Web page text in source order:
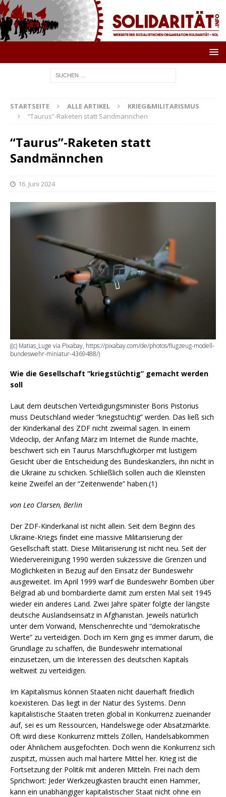
STARTSEITE ALLE ARTIKEL
KRIEG&MILITARISMUS
“Taurus”-Raketen statt Sandmännchen
“Taurus”-Raketen statt
Sandmännchen
16. Juni 2024
((c) Matias_Luge via Pixabay, https://pixabay.com/de/photos/flugzeug-modell-
bundeswehr-miniatur-4369488/)
Wie die Gesellschaft “kriegstüchtig” gemacht werden
soll
Laut dem deutschen Verteidigungsminister Boris Pistorius
muss Deutschland wieder “kriegstüchtig” werden. Das ließ sich
der Kinderkanal des ZDF nicht zweimal sagen. In einem
Videoclip, der Anfang März im Internet die Runde machte,
beschwert sich ein Taurus Marschflugkörper mit lustigem
Gesicht über die Entscheidung des Bundeskanzlers, ihn nicht in
die Ukraine zu schicken. Schließlich sollen auch die Kleinsten
keine Zweifel an der “Zeitenwende” haben.(1)
von Leo Clarsen, Berlin
Der ZDF-Kinderkanal ist nicht allein. Seit dem Beginn des
Ukraine-Kriegs findet eine massive Militarisierung der
Gesellschaft statt. Diese Militarisierung ist nicht neu. Seit der
Wiedervereinigung 1990 werden sukzessive die Grenzen und
Möglichkeiten in Bezug auf den Einsatz der Bundeswehr
ausgeweitet. Im April 1999 warf die Bundeswehr Bomben über
Belgrad ab und bombardierte damit zum ersten Mal seit 1945
wieder ein anderes Land. Zwei Jahre später folgte der längste
deutsche Auslandseinsatz in Afghanistan. Jeweils natürlich
unter dem Vorwand, Menschenrechte und “demokratische
Werte” zu verteidigen. Doch im Kern ging es immer darum, die
Grundlage zu schaffen, die Bundeswehr international
einzusetzen, um die Interessen des deutschen Kapitals
weltweit zu verteidigen.
Im Kapitalismus können Staaten nicht dauerhaft friedlich
koexisteren. Das liegt in der Natur des Systems. Denn
kapitalistische Staaten treten global in Konkurrenz zueinander
auf, sei es um Ressourcen, Handelswege oder Absatzmärkte.
Oft wird diese Konkurrenz mittels Zöllen, Handelsabkommen
oder Ähnlichem ausgefochten. Doch wenn die Konkurrenz sich
zuspitzt, müssen auch mal härtere Mittel her. Krieg ist die
Fortsetzung der Politik mit anderen Mitteln. Frei nach dem
Sprichwort: Jeder Werkzeugkasten braucht einen Hammer,
kann ein unabhängiger kapitalistischer Staat nicht ohne ein